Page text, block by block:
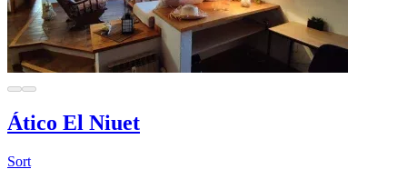
Ático El Niuet
Sort